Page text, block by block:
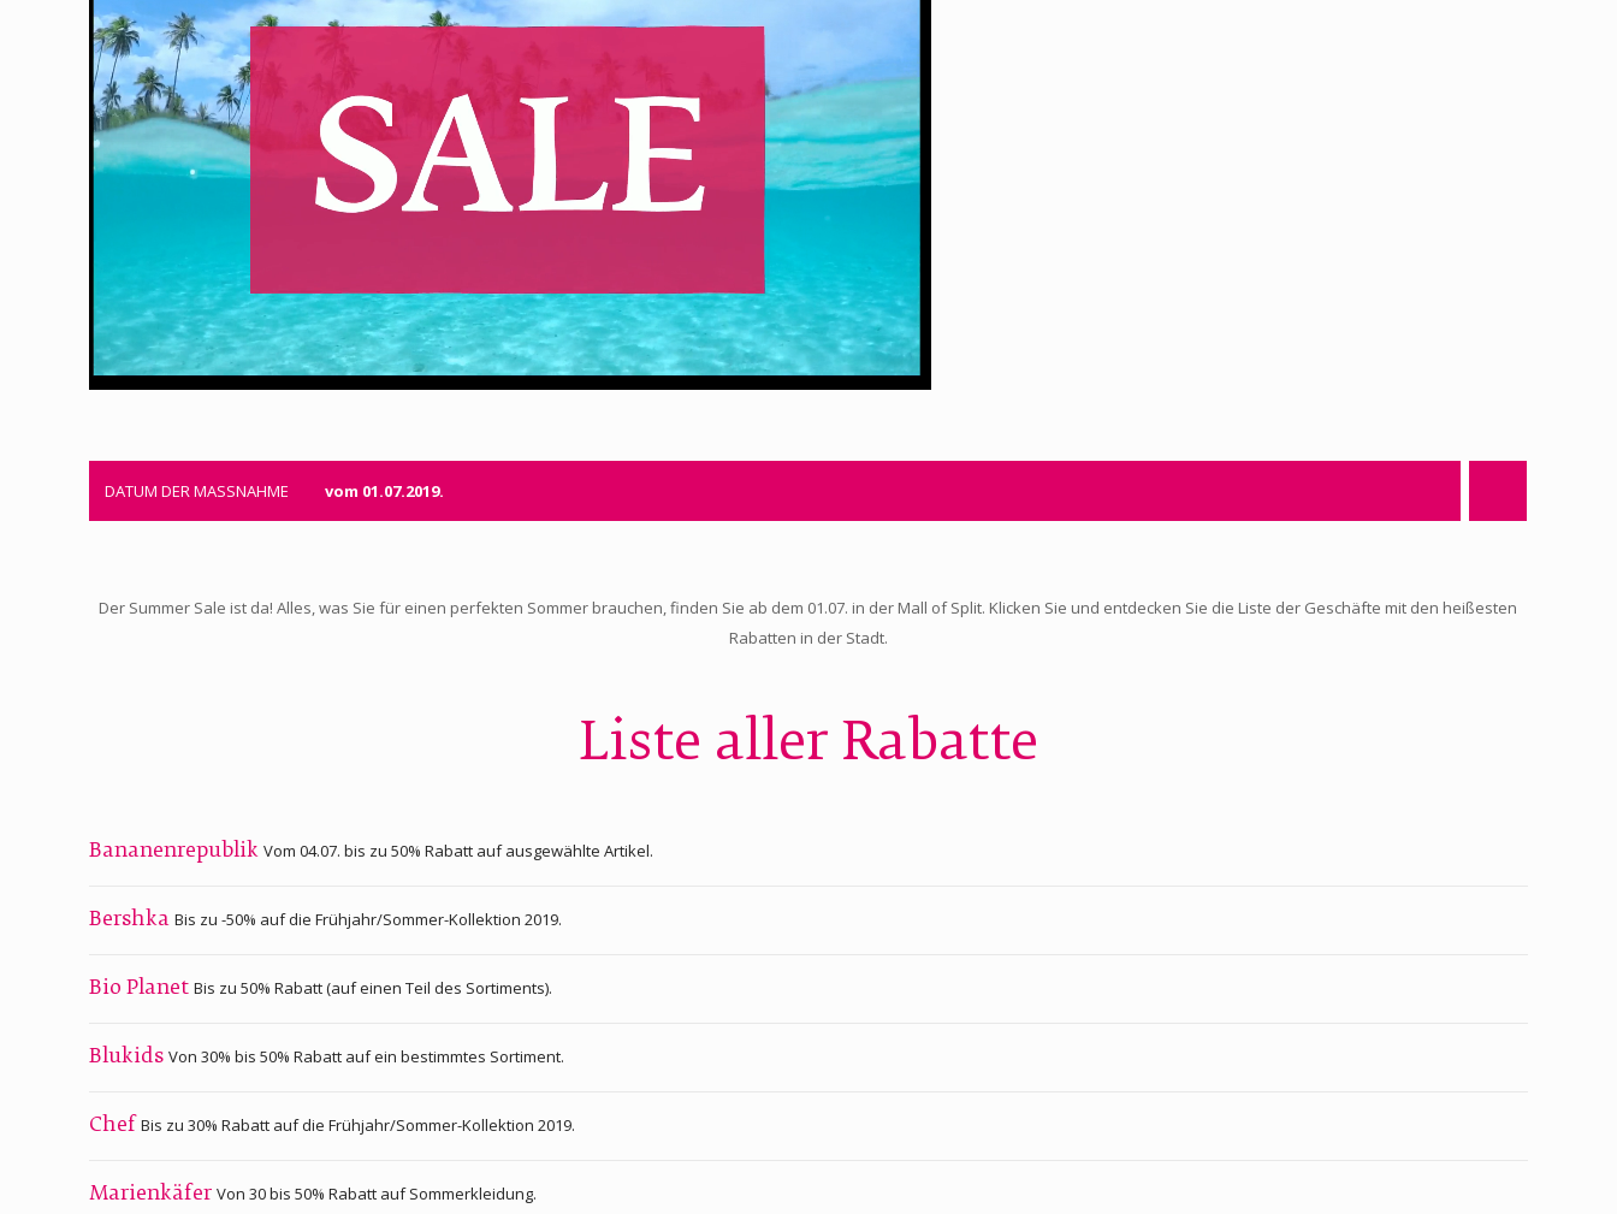
DATUM DER MASSNAHME vom 01.07.2019.
Der Summer Sale ist da! Alles, was Sie für einen perfekten Sommer brauchen, finden Sie ab dem 01.07. in der Mall of Split. Klicken Sie und entdecken Sie die Liste der Geschäfte mit den heißesten
Rabatten in der Stadt.
Liste aller Rabatte
BananenrepublikVom 04.07. bis zu 50% Rabatt auf ausgewählte Artikel.
BershkaBis zu -50% auf die Frühjahr/Sommer-Kollektion 2019.
Bio PlanetBis zu 50% Rabatt (auf einen Teil des Sortiments).
BlukidsVon 30% bis 50% Rabatt auf ein bestimmtes Sortiment.
ChefBis zu 30% Rabatt auf die Frühjahr/Sommer-Kollektion 2019.
MarienkäferVon 30 bis 50% Rabatt auf Sommerkleidung.